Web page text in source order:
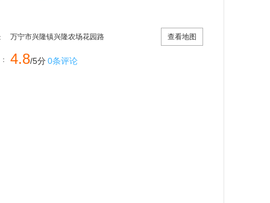
万宁市兴隆镇兴隆农场花园路 查看地图
4.8/5分0条评论